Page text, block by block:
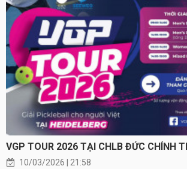
VGP TOUR 2026 TẠI CHLB ĐỨC CHÍNH
10/03/2026 | 21:58